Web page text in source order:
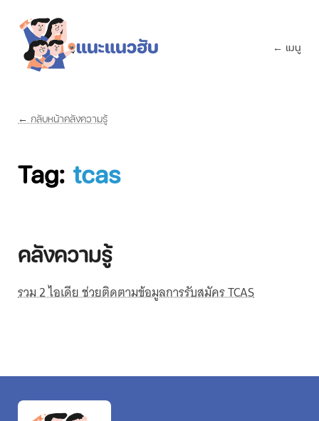
← เมนู
← กลับหน้าคลังความรู้
Tag: tcas
คลังความรู้
รวม 2 ไอเดีย ช่วยติดตามข้อมูลการรับสมัคร TCAS